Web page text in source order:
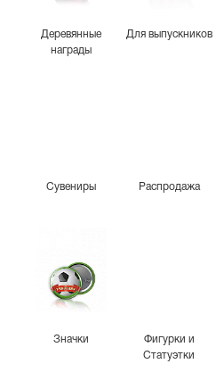
Деревянные
награды
Для выпускников
Сувениры Распродажа
Значки
Фигурки и
Статуэтки